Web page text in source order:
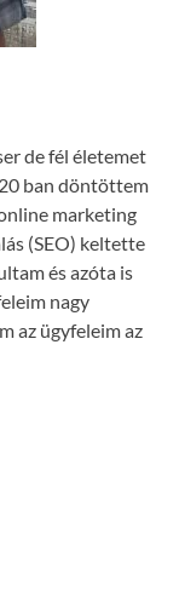
de fél életemet
ban döntöttem
marketing
(SEO) keltette
és azóta is
nagy
az ügyfeleim az